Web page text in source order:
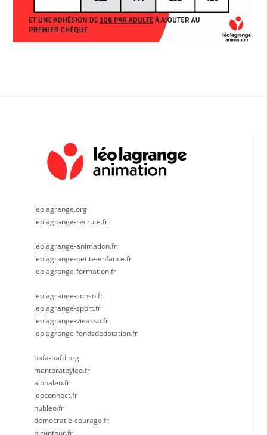
leolagrange.org
leolagrange-recrute.fr
leolagrange-animation.fr
leolagrange-petite-enfance.fr
leolagrange-formation.fr
leolagrange-conso.fr
leolagrange-sport.fr
leolagrange-vieasso.fr
leolagrange-fondsdedotation.fr
bafa-bafd.org
mentoratbyleo.fr
alphaleo.fr
leoconnect.fr
hubleo.fr
democratie-courage.fr